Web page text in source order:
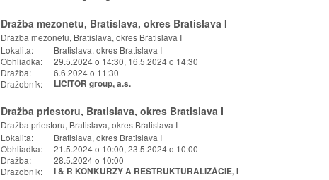
Dražba mezonetu, Bratislava, okres Bratislava I
Dražba mezonetu, Bratislava, okres Bratislava I
Lokalita:
Bratislava, okres Bratislava I
Obhliadka:
29.5.2024 o 14:30, 16.5.2024 o 14:30
Dražba:
6.6.2024 o 11:30
Dražobník:
LICITOR group, a.s.
Dražba priestoru, Bratislava, okres Bratislava I
Dražba priestoru, Bratislava, okres Bratislava I
Lokalita:
Bratislava, okres Bratislava I
Obhliadka:
21.5.2024 o 10:00, 23.5.2024 o 10:00
Dražba:
28.5.2024 o 10:00
Dražobník:
I & R KONKURZY A REŠTRUKTURALIZÁCIE, k.s.